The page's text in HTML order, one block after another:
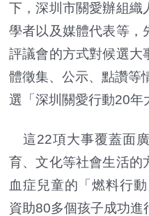
下，深圳市關愛辦組織
學者以及媒體代表等，
評議會的方式對候選大
體徵集、公示、點讚等
選「深圳關愛行動20年
這22項大事覆蓋面
育、文化等社會生活的
血症兒童的「燃料行
資助80多個孩子成功